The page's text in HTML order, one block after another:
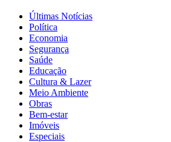
Últimas Notícias
Política
Economia
Segurança
Saúde
Educação
Cultura & Lazer
Meio Ambiente
Obras
Bem-estar
Imóveis
Especiais